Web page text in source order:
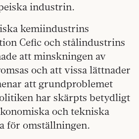
industrin.
kemiindustrins
Cefic och stålindustrins
att minskningen av
och att vissa lättnader
att grundproblemet
har skärpts betydligt
och tekniska
för omställningen.